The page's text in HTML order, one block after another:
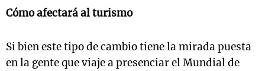
Cómo afectará al turismo
Si bien este tipo de cambio tiene la mirada puesta
en la gente que viaje a presenciar el Mundial de